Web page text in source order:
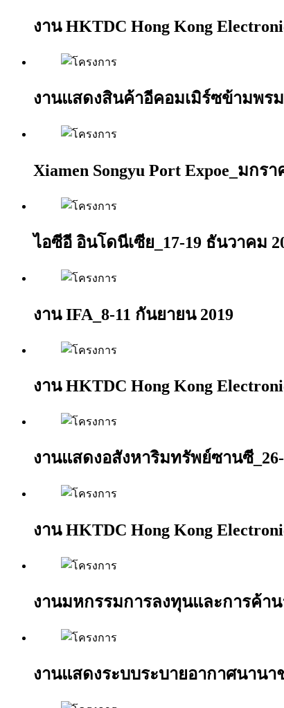
งาน HKTDC Hong Kong
งานแสดงสินค้าอีคอมเมิร์ซข้ามพร
Xiamen Songyu Port Expoe_มกรา
ไอซีอี อินโดนีเซีย_17-19 ธันวาคม
งาน IFA_8-11 กันยายน 2019
งาน HKTDC Hong Kong
งานแสดงอสังหาริมทรัพย์ซานซี
งาน HKTDC Hong Kong
งานมหกรรมการลงทุนและการค้าน
งานแสดงระบบระบายอากาศนานา